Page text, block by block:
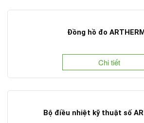
Đồng hồ đo
Chi tiết
Bộ điều nhiệt kỹ thuật số